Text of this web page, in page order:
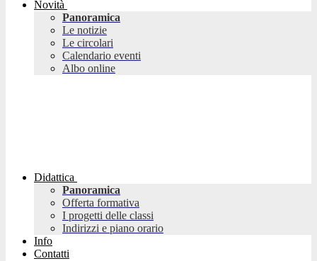
Novità
Panoramica
Le notizie
Le circolari
Calendario eventi
Albo online
Didattica
Panoramica
Offerta formativa
I progetti delle classi
Indirizzi e piano orario
Info
Contatti